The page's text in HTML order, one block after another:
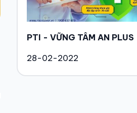
PTI - VỮNG TÂM AN PLUS
28-02-2022